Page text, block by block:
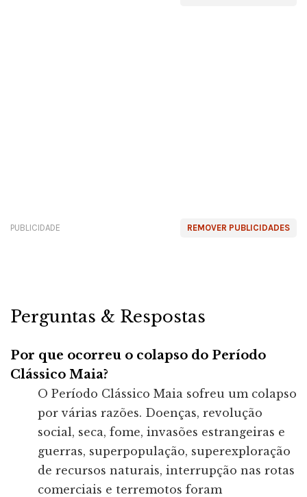
REMOVER PUBLICIDADES
PUBLICIDADE
Perguntas & Respostas
Por que ocorreu o colapso do Período
Clássico Maia?
O Período Clássico Maia sofreu um colapso
por várias razões. Doenças, revolução
social, seca, fome, invasões estrangeiras e
guerras, superpopulação, superexploração
de recursos naturais, interrupção nas rotas
comerciais e terremotos foram